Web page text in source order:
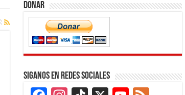
Donar
Siganos en Redes Sociales